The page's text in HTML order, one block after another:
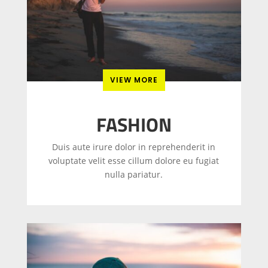
VIEW MORE
FASHION
Duis aute irure dolor in reprehenderit in
voluptate velit esse cillum dolore eu fugiat
nulla pariatur.